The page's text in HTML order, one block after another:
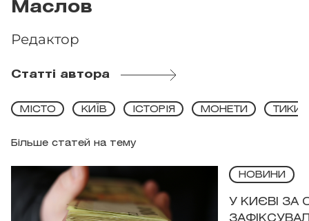
Маслов
Редактор
Статті автора
Більше статей на тему
МІСТО КИЇВ ІСТОРІЯ МОНЕТИ
НОВИНИ
У КИЄВІ ЗА